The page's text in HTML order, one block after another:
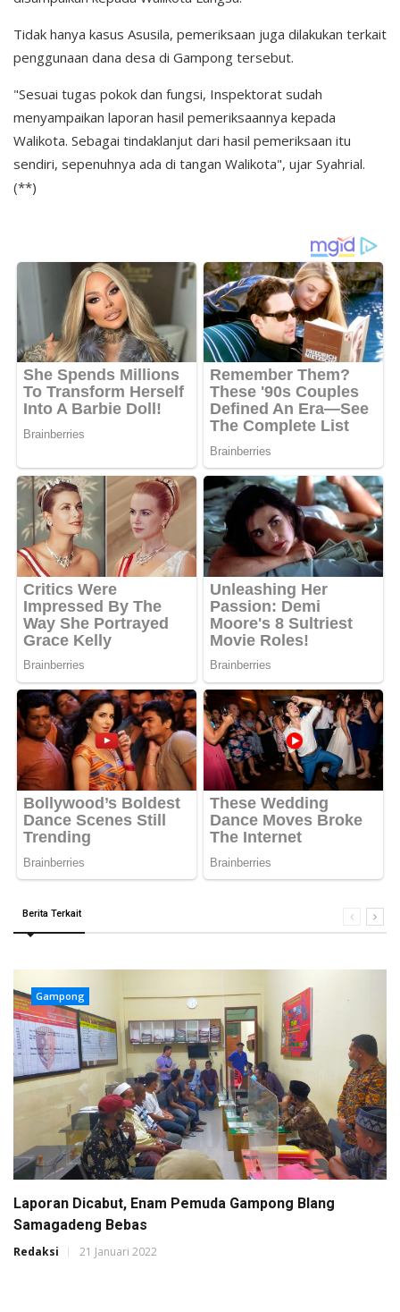
Tidak hanya kasus Asusila, pemeriksaan juga dilakukan terkait
penggunaan dana desa di Gampong tersebut.
"Sesuai tugas pokok dan fungsi, Inspektorat sudah
menyampaikan laporan hasil pemeriksaannya kepada
Walikota. Sebagai tindaklanjut dari hasil pemeriksaan itu
sendiri, sepenuhnya ada di tangan Walikota", ujar Syahrial.
(**)
Berita Terkait
Gampong
Laporan Dicabut, Enam Pemuda Gampong Blang
Samagadeng Bebas
Redaksi 21 Januari 2022